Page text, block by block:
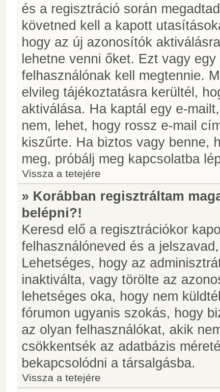
és a regisztráció során
követned kell a kapott
hogy az új azonosítók
lehetne venni őket. Ezt vagy
felhasználónak kell megtennie.
elvileg tájékoztatásra kerültél,
aktiválása. Ha kaptál egy e-
nem, lehet, hogy rossz e-mail
kiszűrte. Ha biztos vagy benne,
meg, próbálj meg kapcsolatba
Vissza a tetejére
» Korábban regisztráltam
belépni?!
Keresd elő a regisztrációkor
felhasználóneved és a
Lehetséges, hogy az
inaktiválta, vagy törölte az
lehetséges oka, hogy nem
fórumon ugyanis szokás, hogy
az olyan felhasználókat, akik
csökkentsék az adatbázis
bekapcsolódni a társalgásba.
Vissza a tetejére